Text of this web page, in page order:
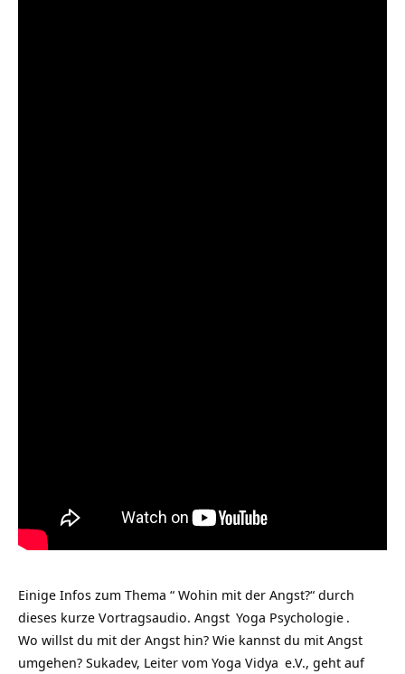
Einige Infos zum Thema “ Wohin mit der Angst?“ durch
dieses kurze Vortragsaudio. Angst Yoga Psychologie .
Wo willst du mit der Angst hin? Wie kannst du mit Angst
umgehen? Sukadev, Leiter vom Yoga Vidya e.V., geht auf